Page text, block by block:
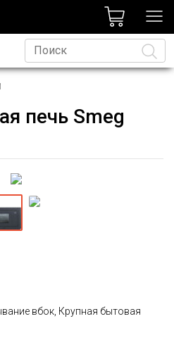
печь Smeg
вбок, Крупная бытовая